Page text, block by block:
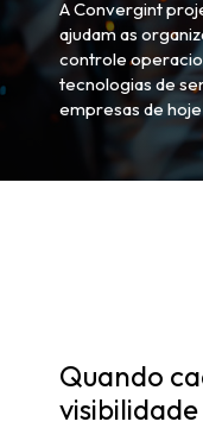
A Convergint
ajudam as
controle
tecnologias de
empresas de
Quando